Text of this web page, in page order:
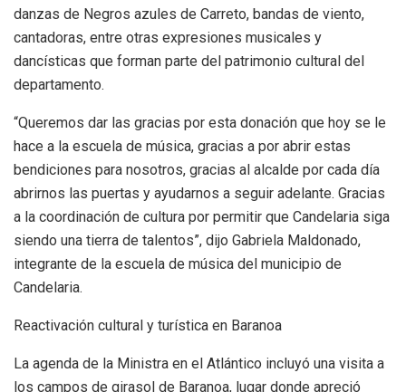
danzas de Negros azules de Carreto, bandas de viento,
cantadoras, entre otras expresiones musicales y
dancísticas que forman parte del patrimonio cultural del
departamento.
“Queremos dar las gracias por esta donación que hoy se le
hace a la escuela de música, gracias a por abrir estas
bendiciones para nosotros, gracias al alcalde por cada día
abrirnos las puertas y ayudarnos a seguir adelante. Gracias
a la coordinación de cultura por permitir que Candelaria siga
siendo una tierra de talentos”, dijo Gabriela Maldonado,
integrante de la escuela de música del municipio de
Candelaria.
Reactivación cultural y turística en Baranoa
La agenda de la Ministra en el Atlántico incluyó una visita a
los campos de girasol de Baranoa, lugar donde apreció